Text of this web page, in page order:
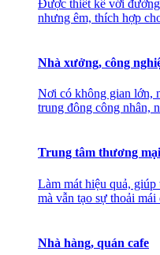
Được thiết kế với
nhưng êm, thích hợp
Nhà xưởng, công
Nơi có không gian lớn,
trung đông công nhân,
Trung tâm thương mại
Làm mát hiệu quả,
mà vẫn tạo sự thoải mái
Nhà hàng, quán cafe